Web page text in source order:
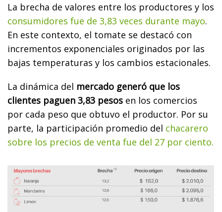
La brecha de valores entre los productores y los
consumidores fue de 3,83 veces durante mayo.
En este contexto, el tomate se destacó con
incrementos exponenciales originados por las
bajas temperaturas y los cambios estacionales.
La dinámica del mercado generó que los
clientes paguen 3,83 pesos en los comercios
por cada peso que obtuvo el productor. Por su
parte, la participación promedio del chacarero
sobre los precios de venta fue del 27 por ciento.